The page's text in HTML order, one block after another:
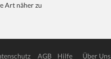
Art näher zu
AGB Hilfe Über Uns